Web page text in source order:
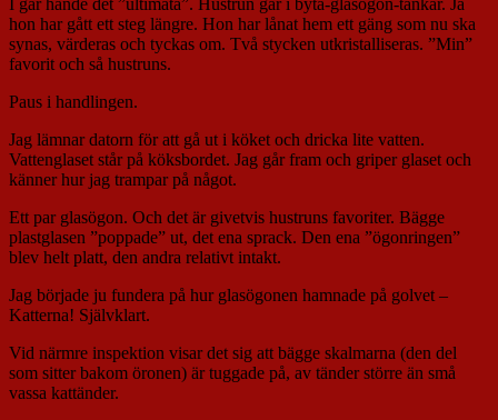
I går hände det ”ultimata”. Hustrun går i byta-glasögon-tankar. Ja
hon har gått ett steg längre. Hon har lånat hem ett gäng som nu ska
synas, värderas och tyckas om. Två stycken utkristalliseras. ”Min”
favorit och så hustruns.
Paus i handlingen.
Jag lämnar datorn för att gå ut i köket och dricka lite vatten.
Vattenglaset står på köksbordet. Jag går fram och griper glaset och
känner hur jag trampar på något.
Ett par glasögon. Och det är givetvis hustruns favoriter. Bägge
plastglasen ”poppade” ut, det ena sprack. Den ena ”ögonringen”
blev helt platt, den andra relativt intakt.
Jag började ju fundera på hur glasögonen hamnade på golvet –
Katterna! Självklart.
Vid närmre inspektion visar det sig att bägge skalmarna (den del
som sitter bakom öronen) är tuggade på, av tänder större än små
vassa kattänder.